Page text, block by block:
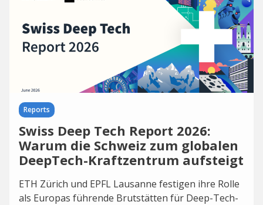
Reports
Swiss Deep Tech Report 2026:
Warum die Schweiz zum globalen
DeepTech-Kraftzentrum aufsteigt
ETH Zürich und EPFL Lausanne festigen ihre Rolle
als Europas führende Brutstätten für Deep-Tech-